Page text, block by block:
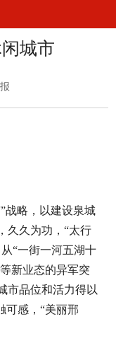
城市
战略，以建设泉城
久久为功，“太行
“一街一河五湖十
新业态的异军突
市品位和活力得以
可感，“美丽邢